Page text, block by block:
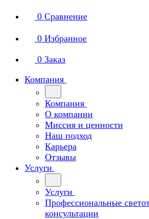
0 Сравнение
0 Избранное
0 Заказ
Компания
Компания
О компании
Миссия и ценности
Наш подход
Карьера
Отзывы
Услуги
Услуги
Профессиональные
консультации